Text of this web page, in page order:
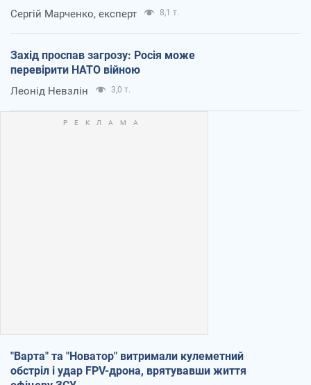
Сергій Марченко, експерт 8,1 т.
Захід проспав загрозу: Росія може
перевірити НАТО війною
Леонід Невзлін 3,0 т.
"Варта" та "Новатор" витримали кулеметний
обстріл і удар FPV-дрона, врятувавши життя